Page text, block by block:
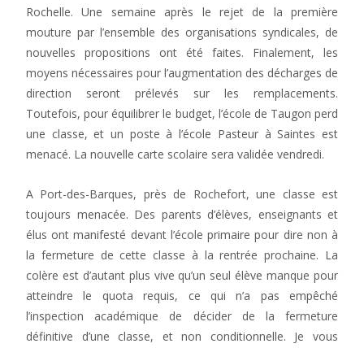
Rochelle. Une semaine après le rejet de la première
mouture par l’ensemble des organisations syndicales, de
nouvelles propositions ont été faites. Finalement, les
moyens nécessaires pour l’augmentation des décharges de
direction seront prélevés sur les remplacements.
Toutefois, pour équilibrer le budget, l’école de Taugon perd
une classe, et un poste à l’école Pasteur à Saintes est
menacé. La nouvelle carte scolaire sera validée vendredi.
A Port-des-Barques, près de Rochefort, une classe est
toujours menacée. Des parents d’élèves, enseignants et
élus ont manifesté devant l’école primaire pour dire non à
la fermeture de cette classe à la rentrée prochaine. La
colère est d’autant plus vive qu’un seul élève manque pour
atteindre le quota requis, ce qui n’a pas empêché
l’inspection académique de décider de la fermeture
définitive d’une classe, et non conditionnelle. Je vous